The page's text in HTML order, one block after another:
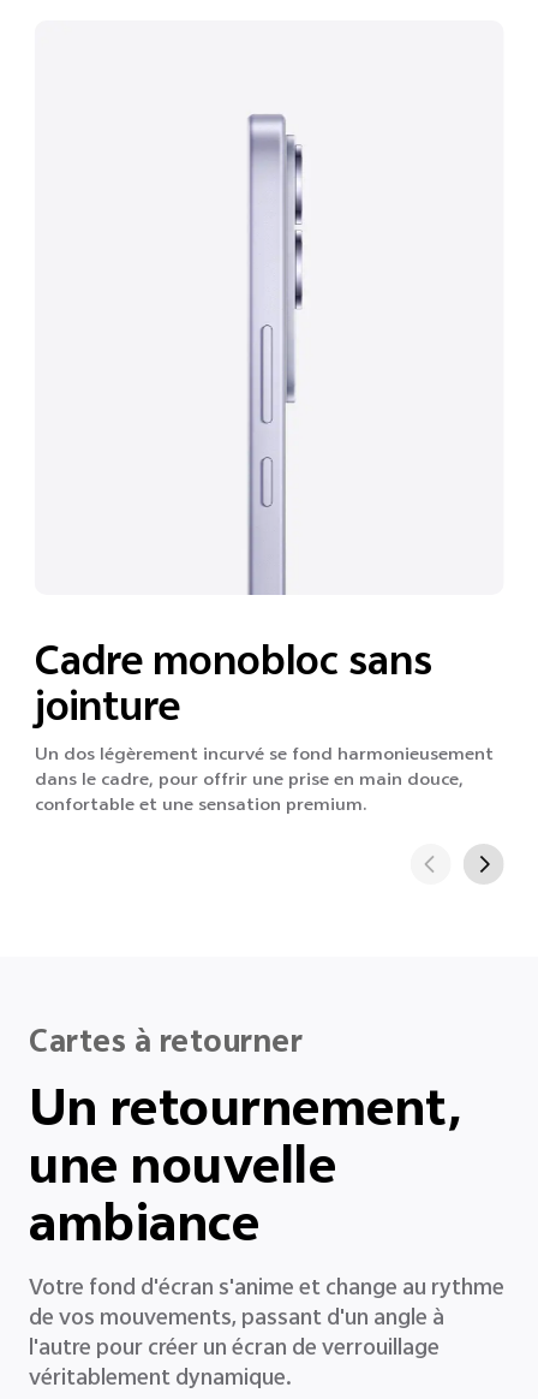
Cadre monobloc sans
jointure
Un dos légèrement incurvé se fond harmonieusement
dans le cadre, pour offrir une prise en main douce,
confortable et une sensation premium.
Cartes à retourner
Un retournement,
une nouvelle
ambiance
Votre fond d'écran s'anime et change au rythme
de vos mouvements, passant d'un angle à
l'autre pour créer un écran de verrouillage
véritablement dynamique.